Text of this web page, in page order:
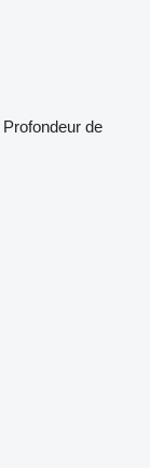
Profondeur de